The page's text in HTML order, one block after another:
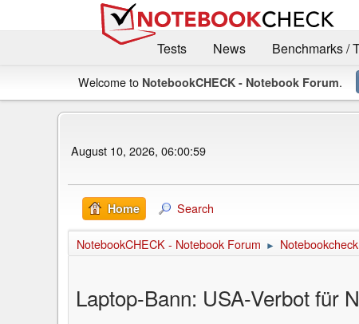
Tests
News Benchmarks /
Welcome to NotebookCHECK - Notebook Forum.
August 10, 2026, 06:00:59
Home Search
NotebookCHECK - Notebook Forum ►
Laptop-Bann: USA-Verbot für